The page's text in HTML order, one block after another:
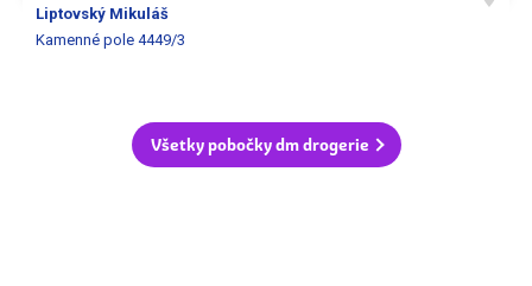
Liptovský Mikuláš
Kamenné pole 4449/3
Všetky pobočky dm drogerie